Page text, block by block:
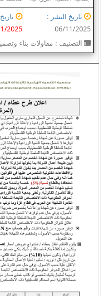
تاريخ النشر :
06/11/2025
تاريخ
2025
التصنيف : مقاولات بناء